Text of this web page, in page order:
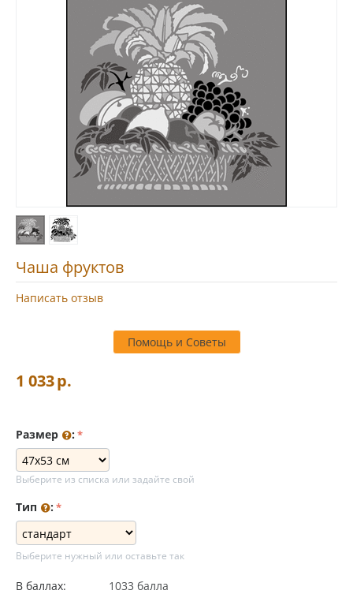
Чаша фруктов
Написать отзыв
Помощь и Советы
1 033р.
Размер :
Выберите из списка или задайте свой
Тип :
Выберите нужный или оставьте так
В баллах:
1033 балла